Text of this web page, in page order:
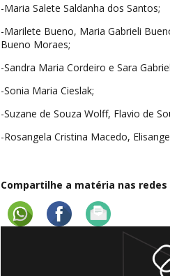
-Maria Salete Saldanha dos Santos;
-Marilete Bueno, Maria Gabrieli
Bueno Moraes;
-Sandra Maria Cordeiro e Sara
-Sonia Maria Cieslak;
-Suzane de Souza Wolff, Flavio de
-Rosangela Cristina Macedo,
Compartilhe a matéria nas redes